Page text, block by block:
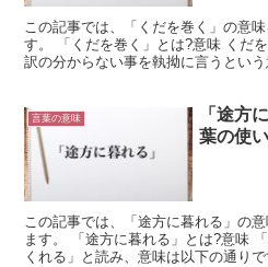
この記事では、「くだを巻く」の意
す。 「くだを巻く」とは?意味 くだ
訳の分からない事を執拗に言うとい
言葉の意味
「途方
葉の使
この記事では、「途方に暮れる」の
ます。 「途方に暮れる」とは?意味
くれる」と読み、意味は以下の通り